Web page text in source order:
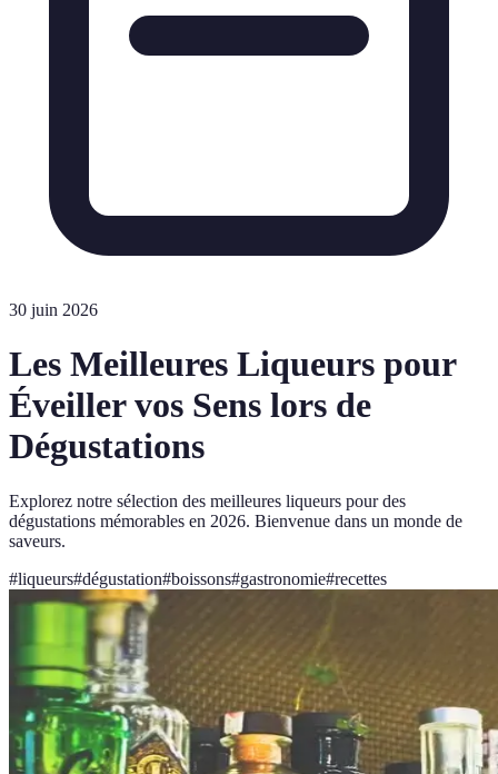
30 juin 2026
Les Meilleures Liqueurs pour
Éveiller vos Sens lors de
Dégustations
Explorez notre sélection des meilleures liqueurs pour des
dégustations mémorables en 2026. Bienvenue dans un monde de
saveurs.
#liqueurs#dégustation#boissons#gastronomie#recettes